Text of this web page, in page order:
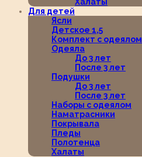
Для детей
Ясли
Детское 1,5
Комплект с одеялом
Одеяла
До 3 лет
После 3 лет
Подушки
До 3 лет
После 3 лет
Наборы с одеялом
Наматрасники
Покрывала
Пледы
Полотенца
Халаты